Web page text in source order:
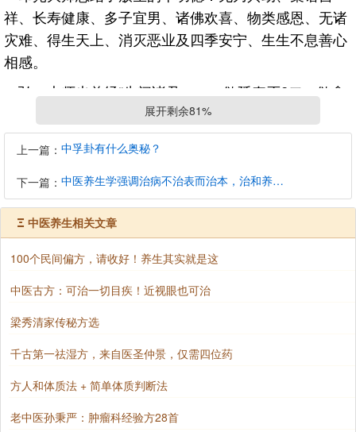
祥、长寿健康、多子宜男、诸佛欢喜、物类感恩、无诸
灾难、得生天上、消灭恶业及四季安宁、生生不息善心
相感。
弘一大师也曾经“先问诸君，一、欲延寿否?二、欲愈
病否?三、欲免难否?四、欲得子否?倘愿者，今有一最
简便易行之法奉告，即是放生也。”
熟果者，解脱三恶趣痛苦，其下等发心，放生量少，能
转于人道，中等发心，放生量亦为中品，能转于欲界
天，若上等发心，放生数量极多，则转生色界无色界，
渐次脱离轮回苦海;放生等流果分二：一感受等流果者，
人身时，喜欢断杀放生，具足慈悲善心行持殊胜菩萨道;
放生的增上果者，放生者将来不转生于深渊险地，转生
之境，全是乐意美境，具有饮食花果等;放生的士用果
者，一切生世中，增上所放生之善德。
我们在放生过程中，因为放生，花钱买物赎命，是财
布施;因为放生，与物类众生一起皈依，一起忏悔，一起
展开剩余81%
上一篇： 中孚卦有什么奥秘？
下一篇： 中医养生学强调治病不治表而治本，治和养兼顾是有必要的
Ξ 中医养生相关文章
100个民间偏方，请收好！养生其实就是这
中医古方：可治一切目疾！近视眼也可治
梁秀清家传秘方选
千古第一祛湿方，来自医圣仲景，仅需四位药
方人和体质法 + 简单体质判断法
老中医孙秉严：肿瘤科经验方28首